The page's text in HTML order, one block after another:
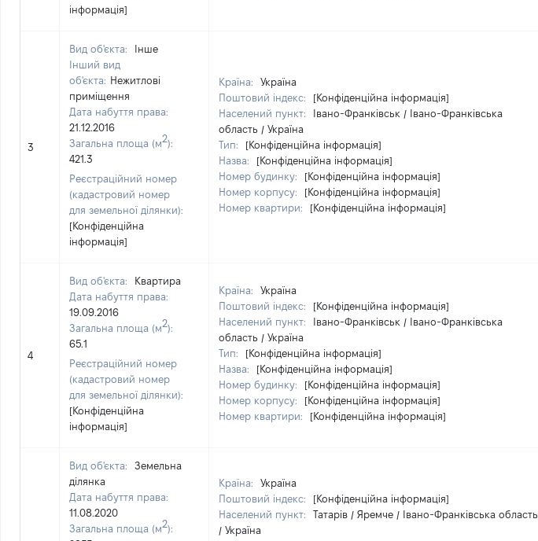
інформація]
3
Вид об'єкта:
Інше
Інший вид
об'єкта: Нежитлові
приміщення
Дата набуття права:
21.12.2016
Загальна площа (м2):
421.3
Реєстраційний номер
(кадастровий номер
для земельної ділянки):
[Конфіденційна
інформація]
Країна:
Україна
Поштовий індекс:
[Конфіденційна інформація]
Населений пункт:
Івано-Франківськ / Івано-Франківська
область / Україна
Тип:
[Конфіденційна інформація]
Назва:
[Конфіденційна інформація]
Номер будинку:
[Конфіденційна інформація]
Номер корпусу:
[Конфіденційна інформація]
Номер квартири:
[Конфіденційна інформація]
4
Вид об'єкта:
Квартира
Дата набуття права:
19.09.2016
Загальна площа (м2):
65.1
Реєстраційний номер
(кадастровий номер
для земельної ділянки):
[Конфіденційна
інформація]
Країна:
Україна
Поштовий індекс:
[Конфіденційна інформація]
Населений пункт:
Івано-Франківськ / Івано-Франківська
область / Україна
Тип:
[Конфіденційна інформація]
Назва:
[Конфіденційна інформація]
Номер будинку:
[Конфіденційна інформація]
Номер корпусу:
[Конфіденційна інформація]
Номер квартири:
[Конфіденційна інформація]
Вид об'єкта:
Земельна
ділянка
Дата набуття права:
11.08.2020
Загальна площа (м2):
Країна:
Україна
Поштовий індекс:
[Конфіденційна інформація]
Населений пункт:
Татарів / Яремче / Івано-Франківська область
/ Україна